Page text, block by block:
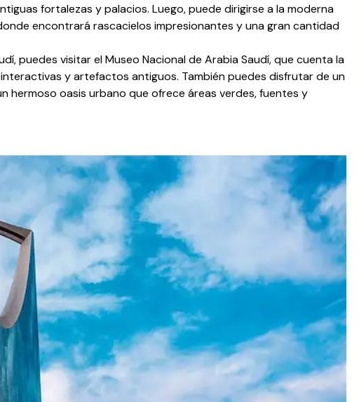
fortalezas y palacios. Luego, puede dirigirse a la moderna
encontrará rascacielos impresionantes y una gran cantidad
puedes visitar el Museo Nacional de Arabia Saudí, que cuenta la
y artefactos antiguos. También puedes disfrutar de un
hermoso oasis urbano que ofrece áreas verdes, fuentes y